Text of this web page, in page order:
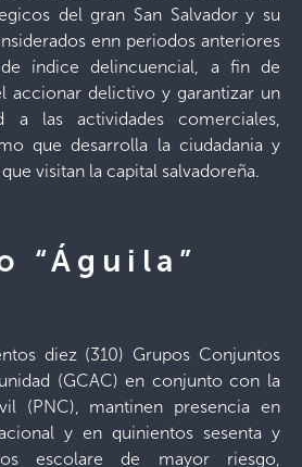
del gran San Salvador y su
enn periodos anteriores
índice delincuencial, a fin de
accionar delictivo y garantizar un
a las actividades comerciales,
que desarrolla la ciudadania y
visitan la capital salvadoreña.
“Águila”
diez (310) Grupos Conjuntos
(GCAC) en conjunto con la
(PNC), mantinen presencia en
y en quinientos sesenta y
escolare de mayor riesgo,